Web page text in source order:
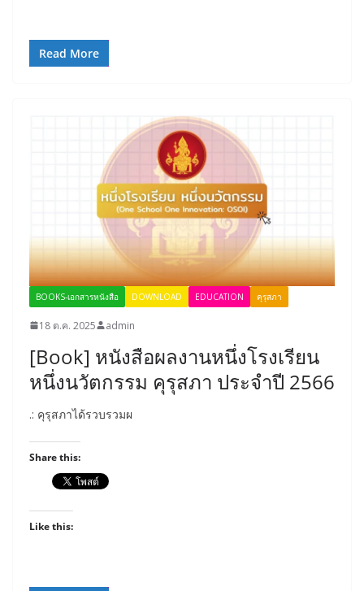
Read More
BOOKS-เอกสารหนังสือ DOWNLOAD EDUCATION คุรุสภา
18 ต.ค. 2025 admin
[Book] หนังสือผลงานหนึ่งโรงเรียน
หนึ่งนวัตกรรม คุรุสภา ประจำปี 2566
.: คุรุสภาได้รวบรวมผ
Share this:
Like this: